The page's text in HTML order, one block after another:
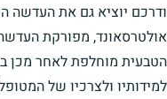
ודרכם יוציא גם את העדשה
אולטרסאונד, מפורקת
הטבעית מוחלפת לאחר
למידותיו ולצרכיו של